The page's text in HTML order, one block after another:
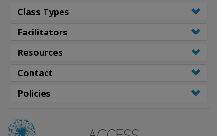
Class Types
Facilitators
Resources
Contact
Policies